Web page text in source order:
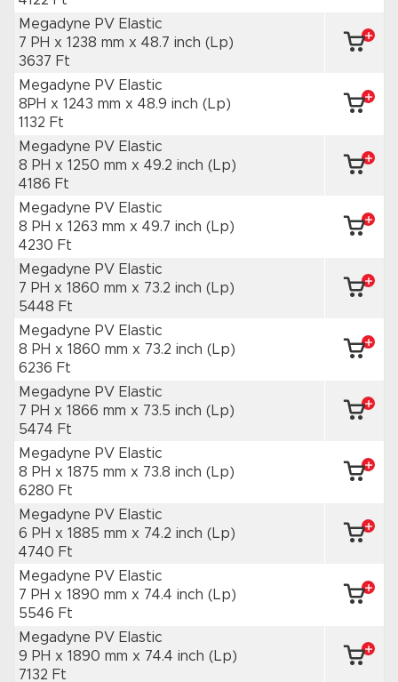
Megadyne PV Elastic
7 PH x 1238 mm x 48.7 inch (Lp)
3637 Ft
Megadyne PV Elastic
8PH x 1243 mm x 48.9 inch (Lp)
1132 Ft
Megadyne PV Elastic
8 PH x 1250 mm x 49.2 inch (Lp)
4186 Ft
Megadyne PV Elastic
8 PH x 1263 mm x 49.7 inch (Lp)
4230 Ft
Megadyne PV Elastic
7 PH x 1860 mm x 73.2 inch (Lp)
5448 Ft
Megadyne PV Elastic
8 PH x 1860 mm x 73.2 inch (Lp)
6236 Ft
Megadyne PV Elastic
7 PH x 1866 mm x 73.5 inch (Lp)
5474 Ft
Megadyne PV Elastic
8 PH x 1875 mm x 73.8 inch (Lp)
6280 Ft
Megadyne PV Elastic
6 PH x 1885 mm x 74.2 inch (Lp)
4740 Ft
Megadyne PV Elastic
7 PH x 1890 mm x 74.4 inch (Lp)
5546 Ft
Megadyne PV Elastic
9 PH x 1890 mm x 74.4 inch (Lp)
7132 Ft